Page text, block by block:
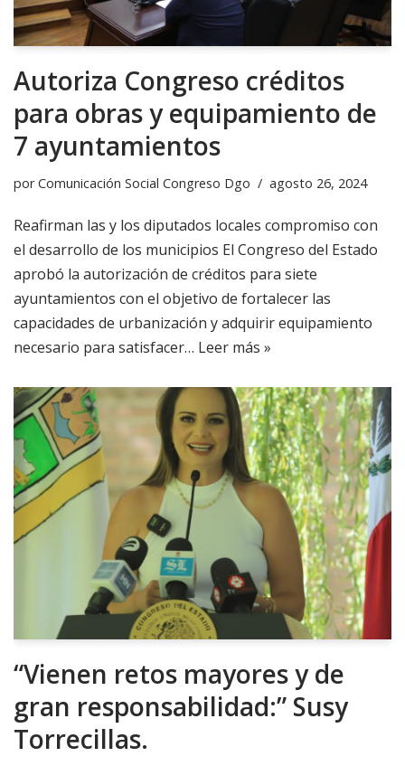
Autoriza Congreso créditos
para obras y equipamiento de
7 ayuntamientos
porComunicación Social Congreso Dgo agosto 26, 2024
Reafirman las y los diputados locales compromiso con
el desarrollo de los municipios El Congreso del Estado
aprobó la autorización de créditos para siete
ayuntamientos con el objetivo de fortalecer las
capacidades de urbanización y adquirir equipamiento
necesario para satisfacer… Leer más »
“Vienen retos mayores y de
gran responsabilidad:” Susy
Torrecillas.